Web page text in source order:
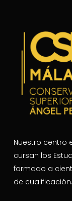
Nuestro centro
cursan los
formado a
de cualificación.